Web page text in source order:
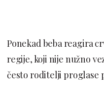
Ponekad beba reagira
regije, koji nije nužno
često roditelji proglase